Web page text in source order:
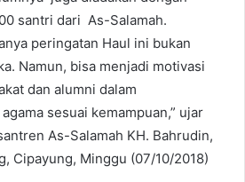
santri dari As-Salamah.
peringatan Haul ini bukan
Namun, bisa menjadi motivasi
dan alumni dalam
sesuai kemampuan,” ujar
As-Salamah KH. Bahrudin,
Cipayung, Minggu (07/10/2018)